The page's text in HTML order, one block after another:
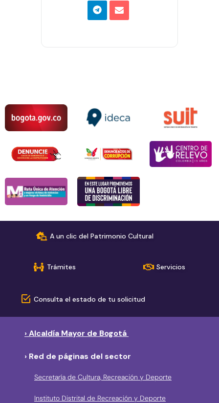
A un clic del Patrimonio Cultural
Trámites Servicios
Consulta el estado de tu solicitud
› Alcaldía Mayor de Bogotá
› Red de páginas del sector
Secretaría de Cultura, Recreación y Deporte
Instituto Distrital de Recreación y Deporte